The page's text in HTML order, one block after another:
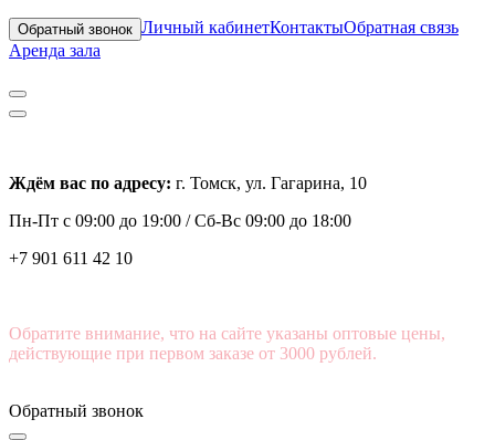
Обратный звонок Личный кабинетКонтактыОбратная связь
Аренда зала
Ждём вас по адресу: г. Томск, ул. Гагарина, 10
Пн-Пт с 09:00 до 19:00 /Сб-Вс 09:00 до 18:00
+7 901 611 42 10
Обратите внимание, что на сайте указаны оптовые цены,
действующие при первом заказе от 3000 рублей.
Обратный звонок